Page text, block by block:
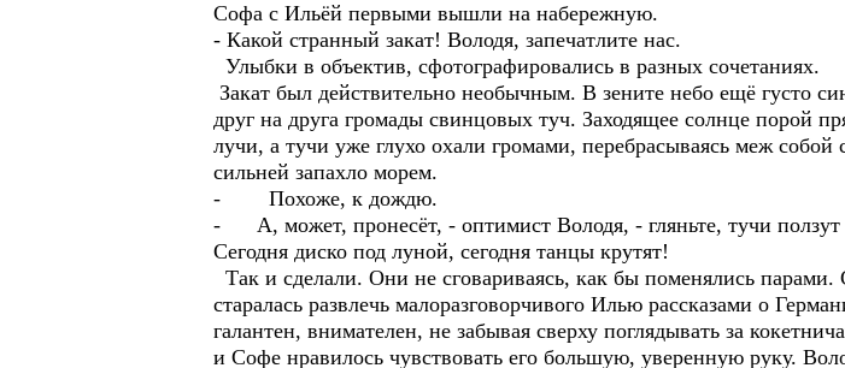
Софа с Ильёй первыми вышли на набережную.
- Какой странный закат! Володя, запечатлите нас.
Улыбки в объектив, сфотографировались в разных сочетаниях.
Закат был действительно необычным. В зените небо ещё густо
друг на друга громады свинцовых туч. Заходящее солнце порой
лучи, а тучи уже глухо охали громами, перебрасываясь меж
сильней запахло морем.
- Похоже, к дождю.
- А, может, пронесёт, - оптимист Володя, - гляньте, тучи ползут
Сегодня диско под луной, сегодня танцы крутят!
Так и сделали. Они не сговариваясь, как бы поменялись
старалась развлечь малоразговорчивого Илью рассказами о
галантен, внимателен, не забывая сверху поглядывать за
и Софе нравилось чувствовать его большую, уверенную руку.